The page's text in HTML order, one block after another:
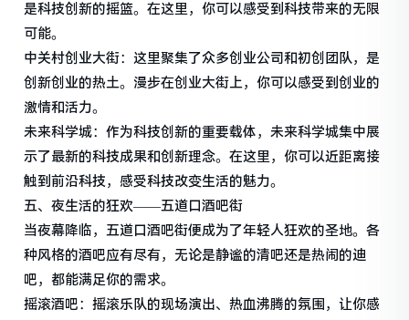
是科技创新的摇篮。在这里，你可以感受到科技带来的无限
可能。
中关村创业大街：这里聚集了众多创业公司和初创团队，是
创新创业的热土。漫步在创业大街上，你可以感受到创业的
激情和活力。
未来科学城：作为科技创新的重要载体，未来科学城集中展
示了最新的科技成果和创新理念。在这里，你可以近距离接
触到前沿科技，感受科技改变生活的魅力。
五、夜生活的狂欢——五道口酒吧街
当夜幕降临，五道口酒吧街便成为了年轻人狂欢的圣地。各
种风格的酒吧应有尽有，无论是静谧的清吧还是热闹的迪
吧，都能满足你的需求。
摇滚酒吧：摇滚乐队的现场演出、热血沸腾的氛围，让你感